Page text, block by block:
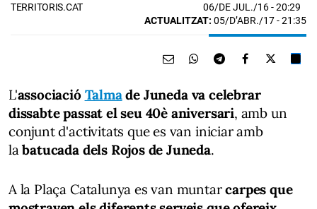
TERRITORIS.CAT 06/DE JUL./16- 20:29
ACTUALITZAT: 05/D’ABR./17 - 21:35
L'associació Talmade Juneda va celebrar
dissabte passat el seu 40è aniversari, amb un
conjunt d'activitats que es van iniciar amb
labatucada dels Rojos de Juneda.
A la Plaça Catalunya es van muntarcarpes que